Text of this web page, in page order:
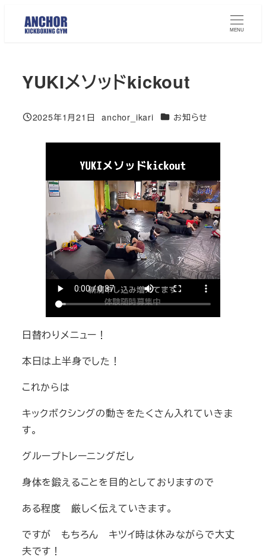
MENU
YUKIメソッドkickout
投稿日
2025年1月21日
著
anchor_ikari カテゴリー
お知らせ
日替わりメニュー！
本日は上半身でした！
これからは
キックボクシングの動きをたくさん入れていきま
す。
グループトレーニングだし
身体を鍛えることを目的としておりますので
ある程度 厳しく伝えていきます。
ですが もちろん キツイ時は休みながらで大丈
夫です！